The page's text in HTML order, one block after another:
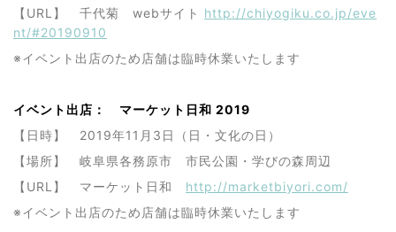
【URL】 千代菊 webサイト http://chiyogiku.co.jp/eve
nt/#20190910
※イベント出店のため店舗は臨時休業いたします
イベント出店： マーケット日和 2019
【日時】 2019年11月3日（日・文化の日）
【場所】 岐阜県各務原市 市民公園・学びの森周辺
【URL】 マーケット日和 http://marketbiyori.com/
※イベント出店のため店舗は臨時休業いたします